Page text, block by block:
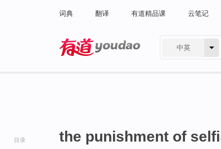
词典 翻译 有道精品课 云笔记
中英
目录 the punishment of